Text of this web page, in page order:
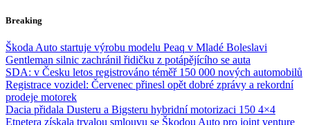
Skip
content
Breaking
Škoda Auto startuje výrobu modelu Peaq v Mladé Boleslavi
Gentleman silnic zachránil řidičku z potápějícího se auta
SDA: v Česku letos registrováno téměř 150 000 nových automobilů
Registrace vozidel: Červenec přinesl opět dobré zprávy a rekordní
prodeje motorek
Dacia přidala Dusteru a Bigsteru hybridní motorizaci 150 4×4
Etnetera získala trvalou smlouvu se Škodou Auto pro joint venture